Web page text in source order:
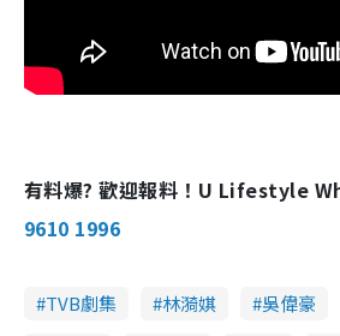
有料爆? 歡迎報料！U Lifestyle
9610 1996
TVB劇集 林漪娸 吳偉豪